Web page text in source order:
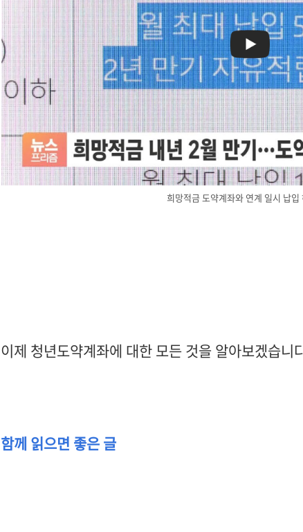
희망적금 도약계좌와 연계 일시 납입
이제 청년도약계좌에 대한 모든 것을 알아보겠습니
함께 읽으면 좋은 글